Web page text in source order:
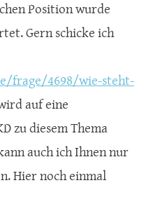
Position wurde
Gern schicke ich
frage/4698/wie-steht-
auf eine
zu diesem Thema
auch ich Ihnen nur
Hier noch einmal